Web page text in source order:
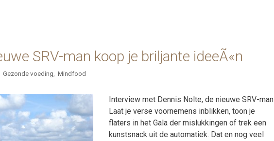
SRV-man koop je briljante ideeÃ«n
Categorieën
Gezonde voeding Mindfood
Interview met Dennis Nolte, de nieuwe SRV-man
Laat je verse voornemens inblikken, toon je
flaters in het Gala der mislukkingen of trek een
kunstsnack uit de automatiek. Dat en nog veel